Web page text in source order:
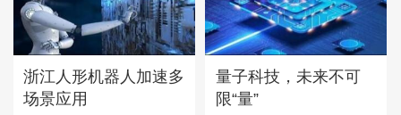
浙江人形机器人加速多
场景应用
量子科技，未来不可
限“量”